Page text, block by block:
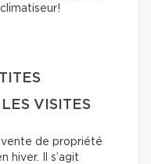
VISITES
de propriété
hiver. Il s’agit